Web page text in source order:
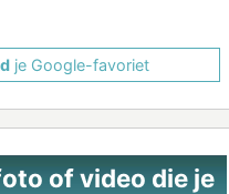
je Google-favoriet
of video die je